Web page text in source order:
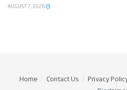
Home Contact Us Privacy